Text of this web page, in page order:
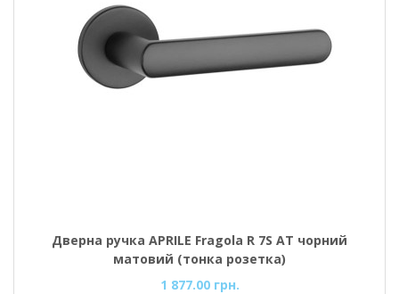
Дверна ручка APRILE Fragola R 7S AT чорний
матовий (тонка розетка)
1 877.00 грн.